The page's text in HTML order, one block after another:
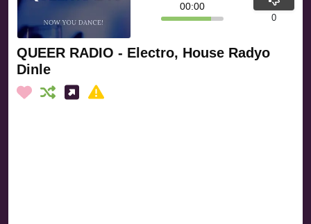
QUEER RADIO - Electro, House Radyo
Dinle
00:00
0